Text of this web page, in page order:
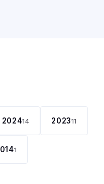
202414 202311
1